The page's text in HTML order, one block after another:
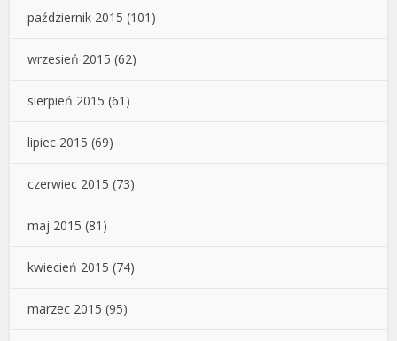
październik 2015 (101)
wrzesień 2015 (62)
sierpień 2015 (61)
lipiec 2015 (69)
czerwiec 2015 (73)
maj 2015 (81)
kwiecień 2015 (74)
marzec 2015 (95)